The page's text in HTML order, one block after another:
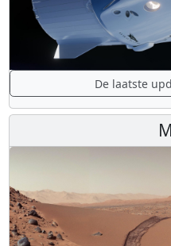
De laatste